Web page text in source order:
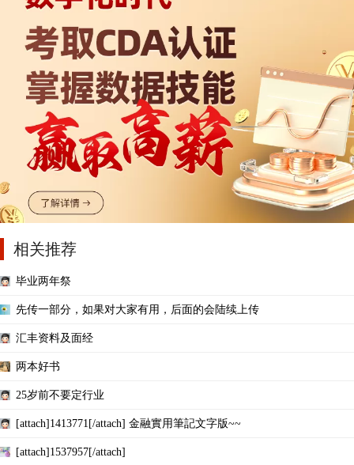
相关推荐
毕业两年祭
先传一部分，如果对大家有用，后面的会陆续上传
汇丰资料及面经
两本好书
25岁前不要定行业
[attach]1413771[/attach] 金融實用筆記文字版~~
[attach]1537957[/attach]